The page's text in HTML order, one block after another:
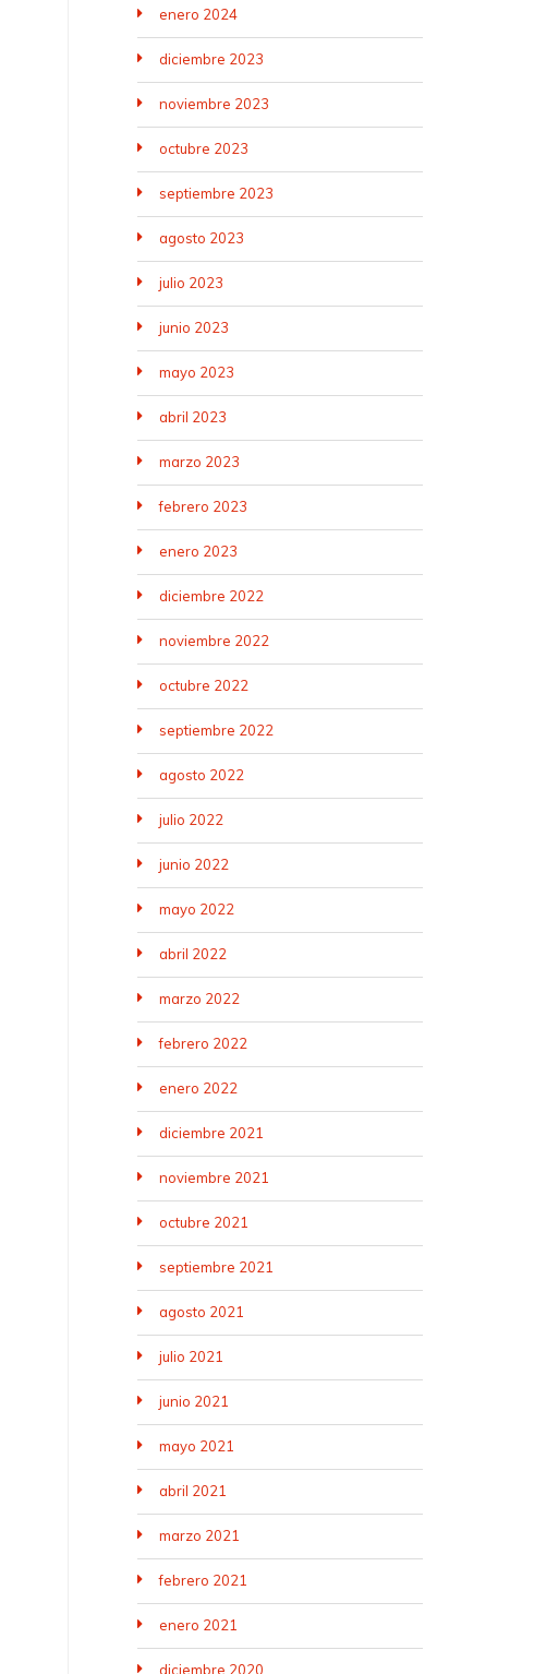
enero 2024
diciembre 2023
noviembre 2023
octubre 2023
septiembre 2023
agosto 2023
julio 2023
junio 2023
mayo 2023
abril 2023
marzo 2023
febrero 2023
enero 2023
diciembre 2022
noviembre 2022
octubre 2022
septiembre 2022
agosto 2022
julio 2022
junio 2022
mayo 2022
abril 2022
marzo 2022
febrero 2022
enero 2022
diciembre 2021
noviembre 2021
octubre 2021
septiembre 2021
agosto 2021
julio 2021
junio 2021
mayo 2021
abril 2021
marzo 2021
febrero 2021
enero 2021
diciembre 2020